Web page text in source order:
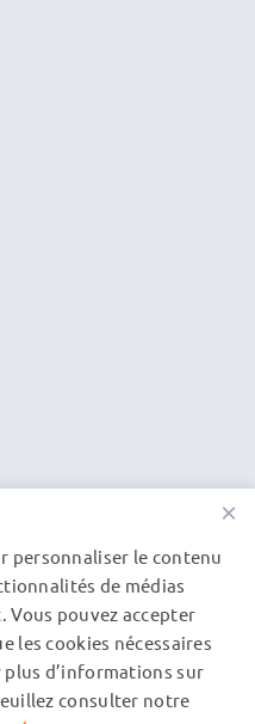
×
personnaliser le contenu
de médias
pouvez accepter
les cookies nécessaires
d’informations sur
consulter notre